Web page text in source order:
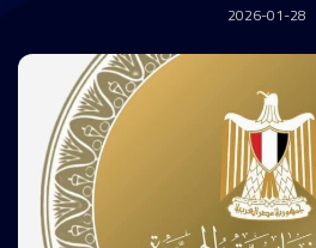
2026-01-28